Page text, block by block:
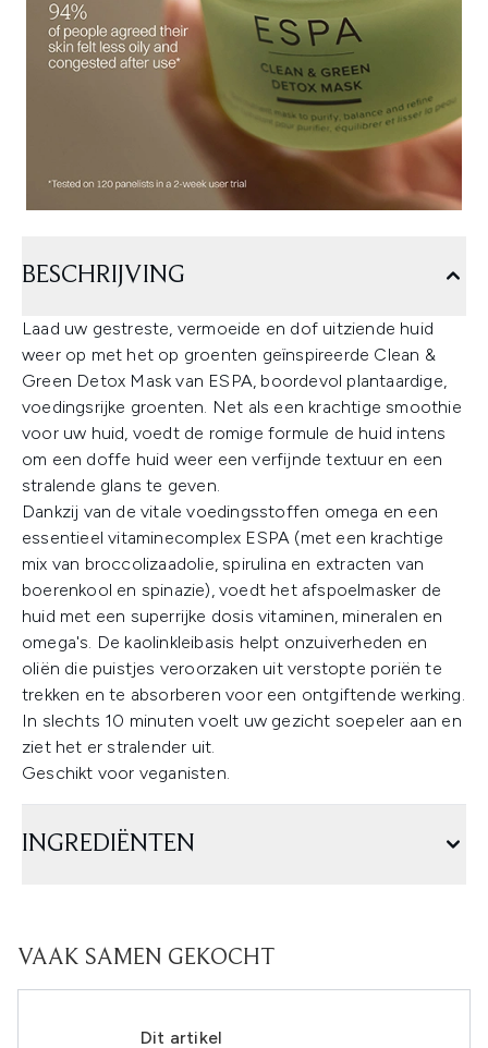
BESCHRIJVING
Laad uw gestreste, vermoeide en dof uitziende huid
weer op met het op groenten geïnspireerde Clean &
Green Detox Mask van ESPA, boordevol plantaardige,
voedingsrijke groenten. Net als een krachtige smoothie
voor uw huid, voedt de romige formule de huid intens
om een doffe huid weer een verfijnde textuur en een
stralende glans te geven.
Dankzij van de vitale voedingsstoffen omega en een
essentieel vitaminecomplex ESPA (met een krachtige
mix van broccolizaadolie, spirulina en extracten van
boerenkool en spinazie), voedt het afspoelmasker de
huid met een superrijke dosis vitaminen, mineralen en
omega's. De kaolinkleibasis helpt onzuiverheden en
oliën die puistjes veroorzaken uit verstopte poriën te
trekken en te absorberen voor een ontgiftende werking.
In slechts 10 minuten voelt uw gezicht soepeler aan en
ziet het er stralender uit.
Geschikt voor veganisten.
INGREDIËNTEN
VAAK SAMEN GEKOCHT
Dit artikel